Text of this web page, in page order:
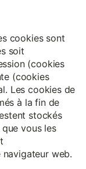
cookies sont
soit
(cookies
(cookies
Les cookies de
à la fin de
stockés
vous les
web.